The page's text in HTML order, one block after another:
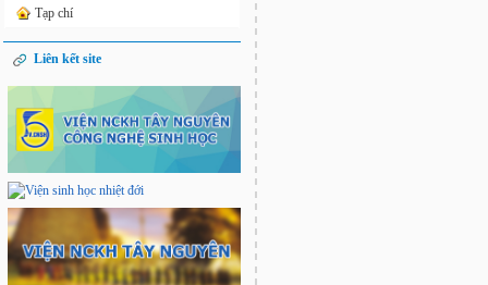
Tạp chí
Liên kết site